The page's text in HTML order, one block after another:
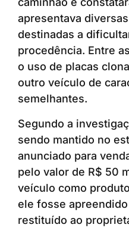
apresentava
destinadas a
procedência. Entre
o uso de placas
outro veículo de
semelhantes.
Segundo a
sendo mantido no
anunciado para
pelo valor de R$ 50
veículo como
ele fosse
restituído ao